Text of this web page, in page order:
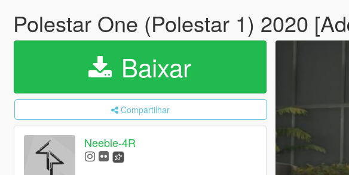
Polestar One (Polestar 1) 2020
Baixar
Compartilhar
Neeble-4R